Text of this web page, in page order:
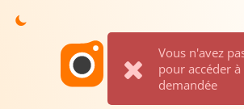
Vous n'avez
pour accéder à
demandée